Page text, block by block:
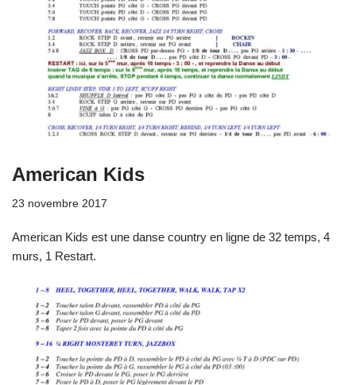
American Kids
23 novembre 2017
American Kids est une danse country en ligne de 32 temps, 4
murs, 1 Restart.